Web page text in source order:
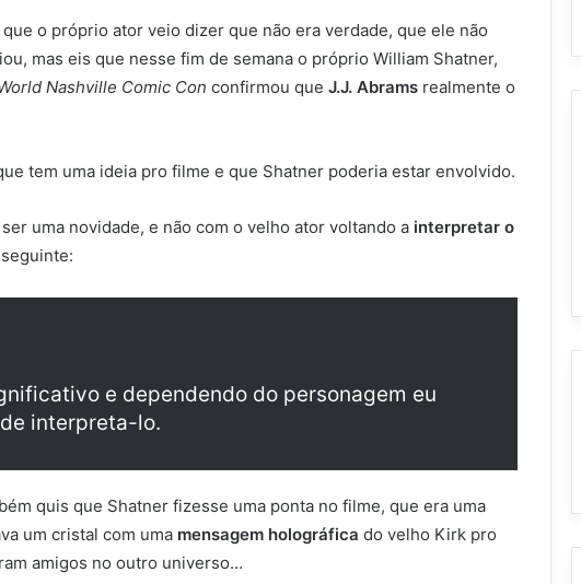
o próprio ator veio dizer que não era verdade, que ele não
mas eis que nesse fim de semana o próprio William Shatner,
Nashville Comic Con confirmou que J.J. Abrams realmente o
tem uma ideia pro filme e que Shatner poderia estar envolvido.
uma novidade, e não com o velho ator voltando a interpretar o
e dependendo do personagem eu
interpreta-lo.
quis que Shatner fizesse uma ponta no filme, que era uma
um cristal com uma mensagem holográfica do velho Kirk pro
amigos no outro universo…